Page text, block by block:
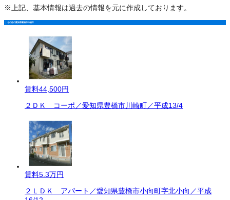
※上記、基本情報は過去の情報を元に作成しております。
その他の愛知県豊橋市の物件
賃料44,500円
２ＤＫ コーポ／愛知県豊橋市川崎町／平成13/4
賃料5.3万円
２ＬＤＫ アパート／愛知県豊橋市小向町字北小向／平成